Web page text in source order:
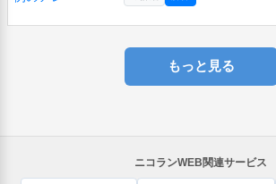
もっと見る
ニコランWEB関連サービス